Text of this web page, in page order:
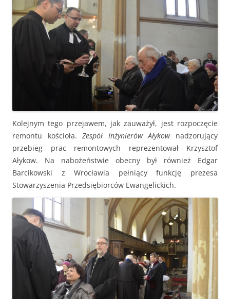
Kolejnym tego przejawem, jak zauważył, jest rozpoczęcie
remontu kościoła.Zespół Inżynierów Ałykownadzorujący
przebieg prac remontowych reprezentował Krzysztof
Ałykow. Na nabożeństwie obecny był również Edgar
Barcikowski z Wrocławia pełniący funkcję prezesa
Stowarzyszenia Przedsiębiorców Ewangelickich.